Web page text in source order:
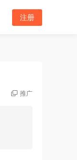
注册
推广